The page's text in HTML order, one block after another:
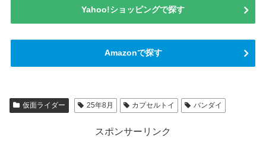
Yahoo!ショッピングで探す
Amazonで探す
仮面ライダー 25年8月 カプセルトイ バンダイ
スポンサーリンク